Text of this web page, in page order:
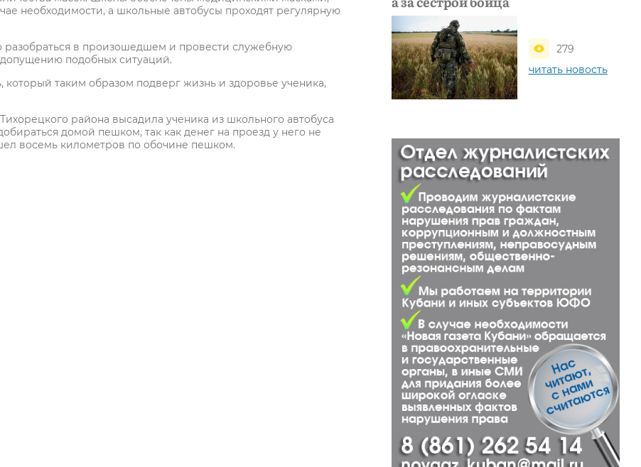
необходимости, а школьные автобусы проходят регулярную
в произошедшем и провести служебную
подобных ситуаций.
который таким образом подверг жизнь и здоровье ученика,
района высадила ученика из школьного автобуса
домой пешком, так как денег на проезд у него не
восемь километров по обочине пешком.
279
читать новость